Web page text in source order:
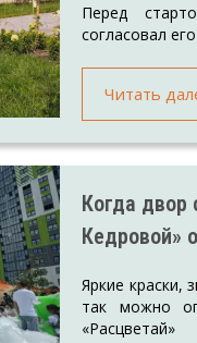
Перед
согласовал
Читать
Когда двор
Кедровой»
Яркие краски,
так можно
«Расцветай»